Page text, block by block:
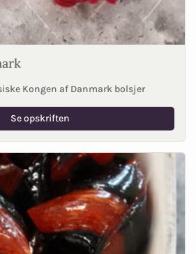
Kongen af Danmark bolsjer
Se opskriften